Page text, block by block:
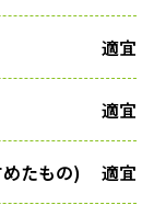
適宜
適宜
たもの) 適宜